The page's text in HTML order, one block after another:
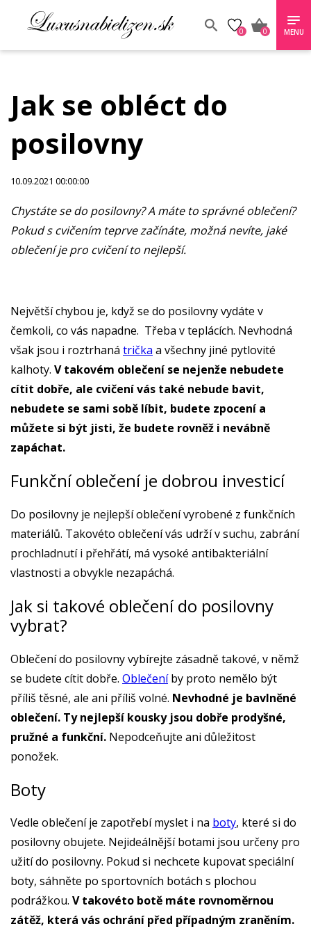
0 0 MENU
Jak se obléct do
posilovny
10.09.2021 00:00:00
Chystáte se do posilovny? A máte to správné oblečení?
Pokud s cvičením teprve začínáte, možná nevíte, jaké
oblečení je pro cvičení to nejlepší.
Největší chybou je, když se do posilovny vydáte v
čemkoli, co vás napadne. Třeba v teplácích. Nevhodná
však jsou i roztrhaná trička a všechny jiné pytlovité
kalhoty. V takovém oblečení se nejenže nebudete
cítit dobře, ale cvičení vás také nebude bavit,
nebudete se sami sobě líbit, budete zpocení a
můžete si být jisti, že budete rovněž i nevábně
zapáchat.
Funkční oblečení je dobrou investicí
Do posilovny je nejlepší oblečení vyrobené z funkčních
materiálů. Takovéto oblečení vás udrží v suchu, zabrání
prochladnutí i přehřátí, má vysoké antibakteriální
vlastnosti a obvykle nezapáchá.
Jak si takové oblečení do posilovny
vybrat?
Oblečení do posilovny vybírejte zásadně takové, v němž
se budete cítit dobře. Oblečeníby proto nemělo být
příliš těsné, ale ani příliš volné. Nevhodné je bavlněné
oblečení. Ty nejlepší kousky jsou dobře prodyšné,
pružné a funkční. Nepodceňujte ani důležitost
ponožek.
Boty
Vedle oblečení je zapotřebí myslet i na boty, které si do
posilovny obujete. Nejideálnější botami jsou určeny pro
užití do posilovny. Pokud si nechcete kupovat speciální
boty, sáhněte po sportovních botách s plochou
podrážkou. V takovéto botě máte rovnoměrnou
zátěž, která vás ochrání před případným zraněním.